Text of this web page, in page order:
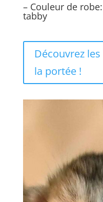
– Couleur de robe:
tabby
Découvrez
la portée !